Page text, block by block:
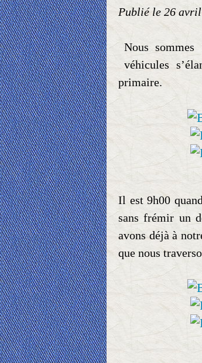
Publié le 26
Nous
véhicules
primaire.
Il est 9h00
sans frémir un
avons déjà à
que nous